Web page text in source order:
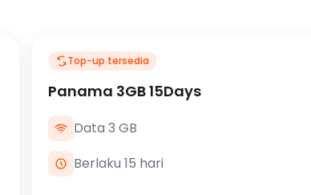
Top-up tersedia
Panama 3GB 15Days
Data 3 GB
Berlaku 15 hari